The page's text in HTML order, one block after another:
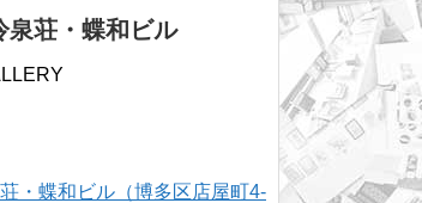
泉荘・蝶和ビル
・蝶和ビル（博多区店屋町4-